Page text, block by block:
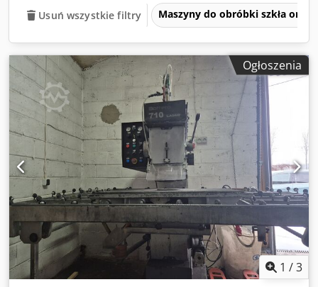
Usuń wszystkie filtry Maszyny do obróbki szkła oraz
Ogłoszenia
1 /3